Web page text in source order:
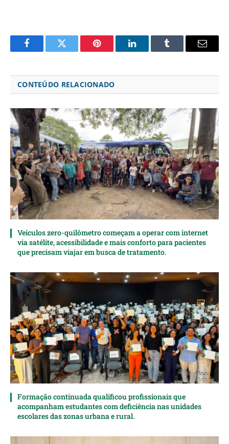
FacebookTwitter Pinterest LinkedInTumblr Email
CONTEÚDO RELACIONADO
Veículos zero-quilômetro começam a operar com internet
via satélite, acessibilidade e mais conforto para pacientes
que precisam viajar em busca de tratamento.
Formação continuada qualificou profissionais que
acompanham estudantes com deficiência nas unidades
escolares das zonas urbana e rural.